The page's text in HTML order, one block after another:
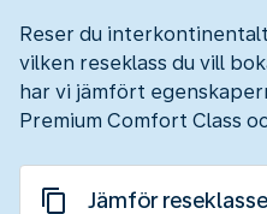
Reser du
vilken reseklass du vill
har vi jämfört
Premium Comfort Class
Jämför